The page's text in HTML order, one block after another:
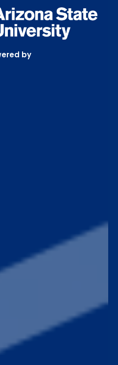
by
by ASU
en Ecuador
University, la #1 en
Estudia con los mejores y